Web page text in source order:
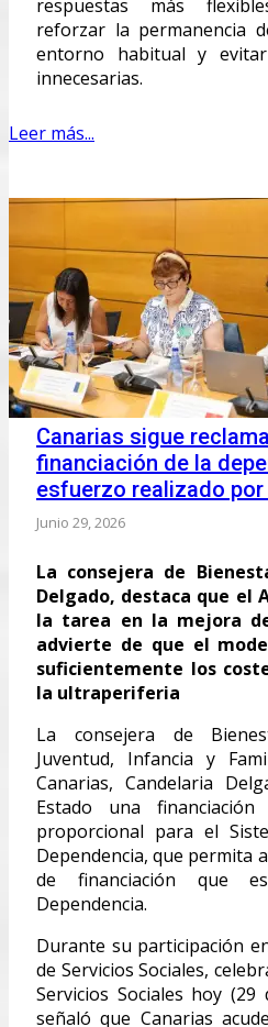
respuestas más
reforzar la permanencia
entorno habitual y evitar
innecesarias.
Leer más...
Canarias sigue
financiación de la
esfuerzo realizado
Junio 29, 2026
La consejera de
Delgado, destaca que el
la tarea en la mejora
advierte de que el
suficientemente los
la ultraperiferia
La consejera de
Juventud, Infancia y
Canarias, Candelaria
Estado una
proporcional para el
Dependencia, que permita
de financiación que
Dependencia.
Durante su participación
de Servicios Sociales,
Servicios Sociales hoy
señaló que Canarias